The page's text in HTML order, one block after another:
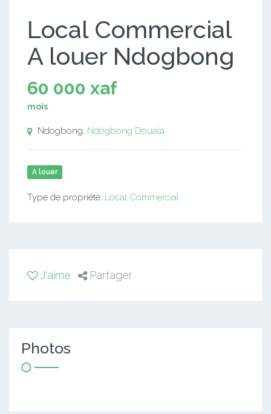
Local Commercial
A louer Ndogbong
60 000 xaf
mois
Ndogbong, Ndogbong Douala
A louer
Type de propriété: Local Commercial
J'aime Partager
Photos